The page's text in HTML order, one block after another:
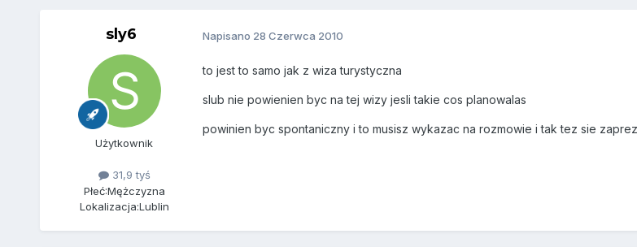
sly6
Użytkownik
31,9 tyś
Płeć:Mężczyzna
Lokalizacja:Lublin
Napisano 28 Czerwca 2010
to jest to samo jak z wiza turystyczna
slub nie powienien byc na tej wizy jesli takie cos planowalas
powinien byc spontaniczny i to musisz wykazac na rozmowie i tak tez sie